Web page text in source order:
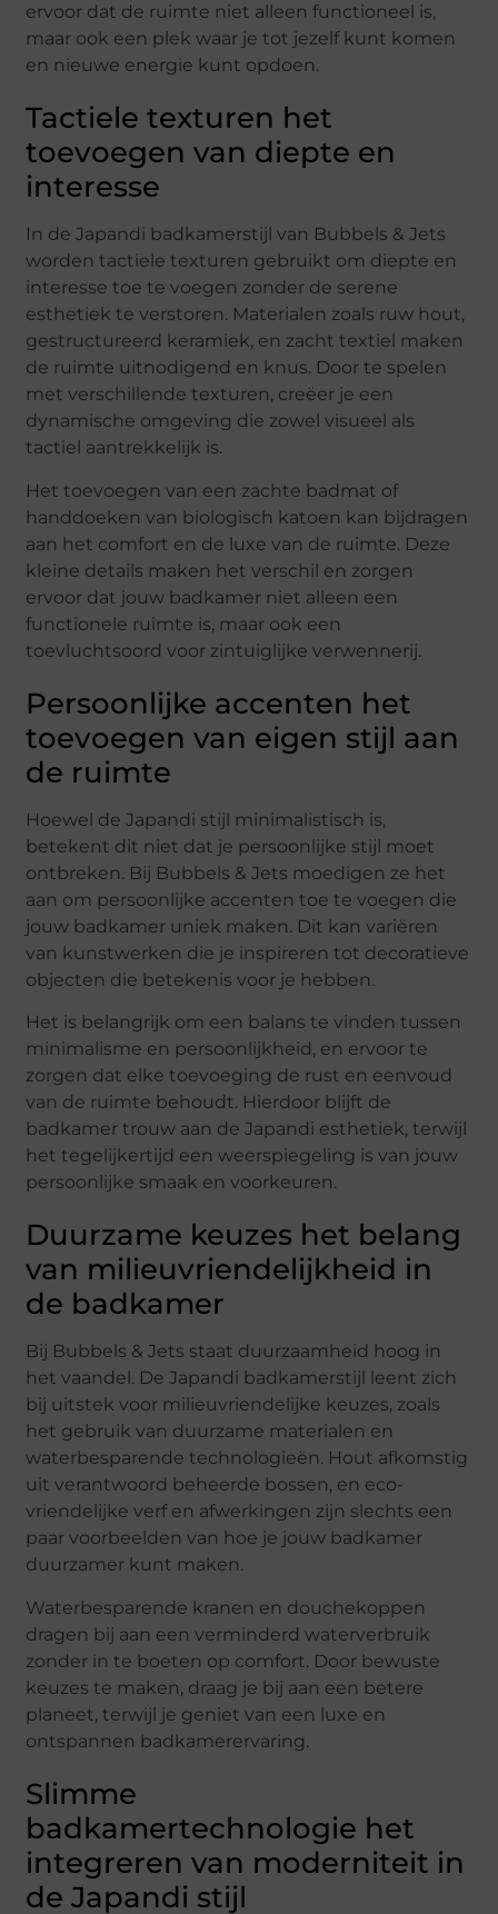
ervoor dat de ruimte niet alleen functioneel is,
maar ook een plek waar je tot jezelf kunt komen
en nieuwe energie kunt opdoen.
Tactiele texturen het
toevoegen van diepte en
interesse
In de Japandi badkamerstijl van Bubbels & Jets
worden tactiele texturen gebruikt om diepte en
interesse toe te voegen zonder de serene
esthetiek te verstoren. Materialen zoals ruw hout,
gestructureerd keramiek, en zacht textiel maken
de ruimte uitnodigend en knus. Door te spelen
met verschillende texturen, creëer je een
dynamische omgeving die zowel visueel als
tactiel aantrekkelijk is.
Het toevoegen van een zachte badmat of
handdoeken van biologisch katoen kan bijdragen
aan het comfort en de luxe van de ruimte. Deze
kleine details maken het verschil en zorgen
ervoor dat jouw badkamer niet alleen een
functionele ruimte is, maar ook een
toevluchtsoord voor zintuiglijke verwennerij.
Persoonlijke accenten het
toevoegen van eigen stijl aan
de ruimte
Hoewel de Japandi stijl minimalistisch is,
betekent dit niet dat je persoonlijke stijl moet
ontbreken. Bij Bubbels & Jets moedigen ze het
aan om persoonlijke accenten toe te voegen die
jouw badkamer uniek maken. Dit kan variëren
van kunstwerken die je inspireren tot decoratieve
objecten die betekenis voor je hebben.
Het is belangrijk om een balans te vinden tussen
minimalisme en persoonlijkheid, en ervoor te
zorgen dat elke toevoeging de rust en eenvoud
van de ruimte behoudt. Hierdoor blijft de
badkamer trouw aan de Japandi esthetiek, terwijl
het tegelijkertijd een weerspiegeling is van jouw
persoonlijke smaak en voorkeuren.
Duurzame keuzes het belang
van milieuvriendelijkheid in
de badkamer
Bij Bubbels & Jets staat duurzaamheid hoog in
het vaandel. De Japandi badkamerstijl leent zich
bij uitstek voor milieuvriendelijke keuzes, zoals
het gebruik van duurzame materialen en
waterbesparende technologieën. Hout afkomstig
uit verantwoord beheerde bossen, en eco-
vriendelijke verf en afwerkingen zijn slechts een
paar voorbeelden van hoe je jouw badkamer
duurzamer kunt maken.
Waterbesparende kranen en douchekoppen
dragen bij aan een verminderd waterverbruik
zonder in te boeten op comfort. Door bewuste
keuzes te maken, draag je bij aan een betere
planeet, terwijl je geniet van een luxe en
ontspannen badkamerervaring.
Slimme
badkamertechnologie het
integreren van moderniteit in
de Japandi stijl